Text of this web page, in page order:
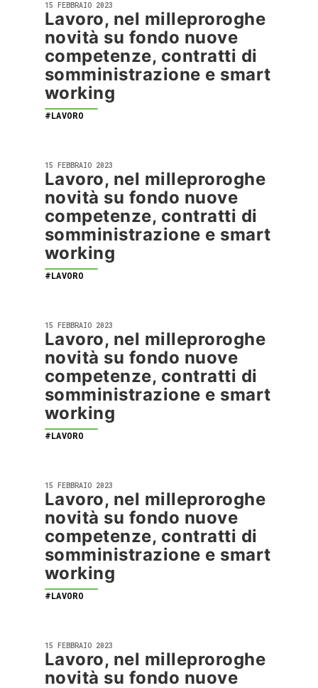
15 FEBBRAIO 2023
Lavoro, nel milleproroghe
novità su fondo nuove
competenze, contratti di
somministrazione e smart
working
#LAVORO
15 FEBBRAIO 2023
Lavoro, nel milleproroghe
novità su fondo nuove
competenze, contratti di
somministrazione e smart
working
#LAVORO
15 FEBBRAIO 2023
Lavoro, nel milleproroghe
novità su fondo nuove
competenze, contratti di
somministrazione e smart
working
#LAVORO
15 FEBBRAIO 2023
Lavoro, nel milleproroghe
novità su fondo nuove
competenze, contratti di
somministrazione e smart
working
#LAVORO
15 FEBBRAIO 2023
Lavoro, nel milleproroghe
novità su fondo nuove